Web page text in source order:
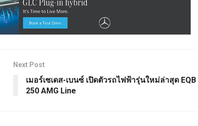
Next Post
เมอร์เซเดส-เบนซ์ เปิดตัวรถไฟฟ้ารุ่นใหม่ล่าสุด EQB
250 AMG Line